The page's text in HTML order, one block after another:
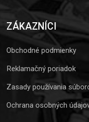
ZÁKAZNÍCI
Obchodné podmienky
Reklamačný poriadok
Zasady používania
Ochrana osobných